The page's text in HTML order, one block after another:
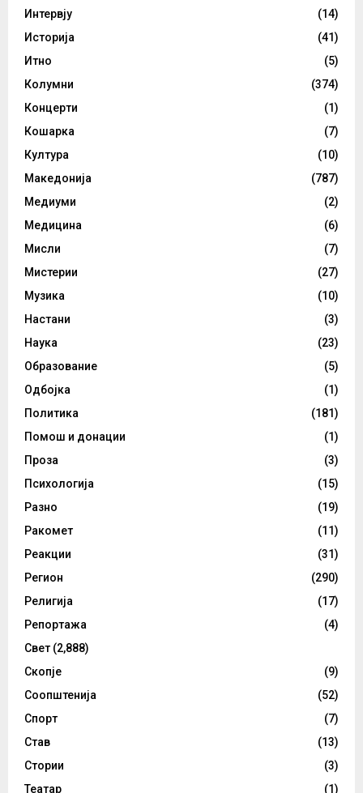
Интервју
(14)
Историја
(41)
Итно
(5)
Колумни
(374)
Концерти
(1)
Кошарка
(7)
Култура
(10)
Македонија
(787)
Медиуми
(2)
Медицина
(6)
Мисли
(7)
Мистерии
(27)
Музика
(10)
Настани
(3)
Наука
(23)
Образование
(5)
Одбојка
(1)
Политика
(181)
Помош и донации
(1)
Проза
(3)
Психологија
(15)
Разно
(19)
Ракомет
(11)
Реакции
(31)
Регион
(290)
Религија
(17)
Репортажа
(4)
Свет (2,888)
Скопје
(9)
Соопштенија
(52)
Спорт
(7)
Став
(13)
Стории
(3)
Театар
(1)